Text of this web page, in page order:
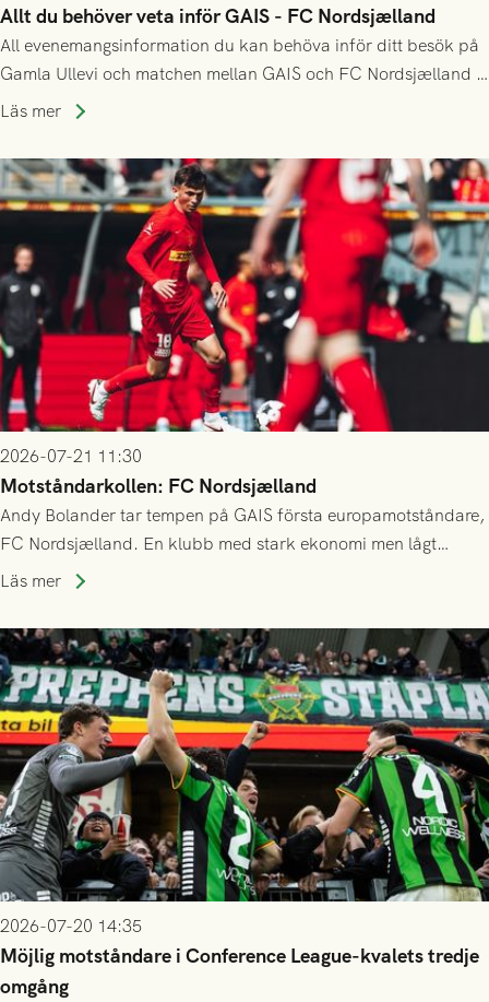
Allt du behöver veta inför GAIS - FC Nordsjælland
All evenemangsinformation du kan behöva inför ditt besök på
Gamla Ullevi och matchen mellan GAIS och FC Nordsjælland i
kvalet till Conference League! Avspark kl 19.00 på torsdag
Läs mer
2026-07-21 11:30
Motståndarkollen: FC Nordsjælland
Andy Bolander tar tempen på GAIS första europamotståndare,
FC Nordsjælland. En klubb med stark ekonomi men lågt
publiksnitt, ett lag med både kollektiv styrka och individuell
Läs mer
2026-07-20 14:35
Möjlig motståndare i Conference League-kvalets tredje
omgång